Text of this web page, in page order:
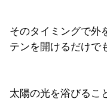
そのタイミングで外
テンを開けるだけで
太陽の光を浴びるこ